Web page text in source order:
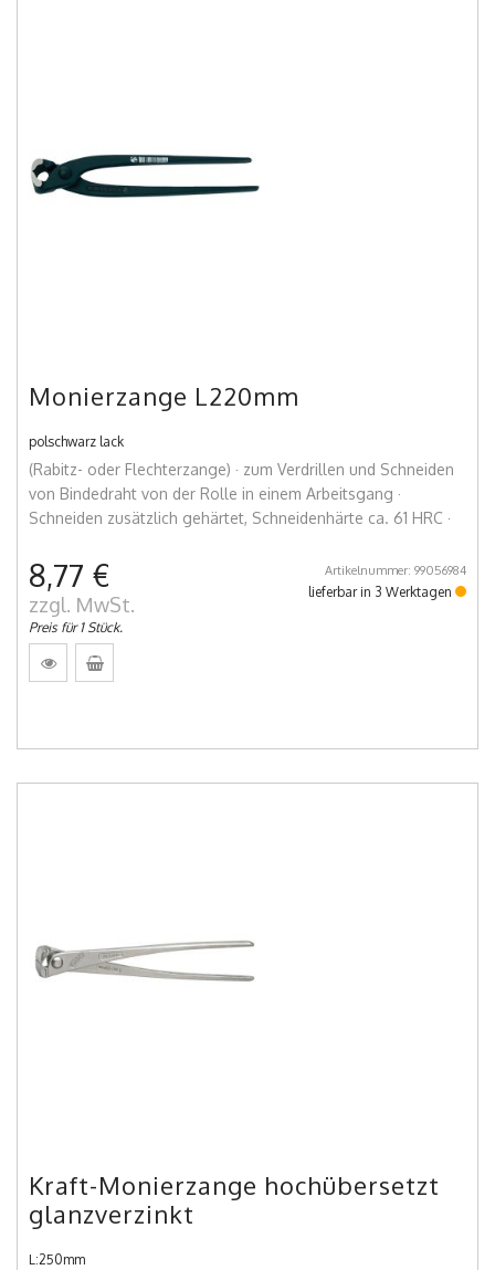
Monierzange L220mm
polschwarz lack
(Rabitz- oder Flechterzange) · zum Verdrillen und Schneiden
von Bindedraht von der Rolle in einem Arbeitsgang ·
Schneiden zusätzlich gehärtet, Schneidenhärte ca. 61 HRC ·
8,77 €
zzgl. MwSt.
Preis für 1 Stück.
Artikelnummer: 99056984
lieferbar in 3 Werktagen
Kraft-Monierzange hochübersetzt
glanzverzinkt
L:250mm